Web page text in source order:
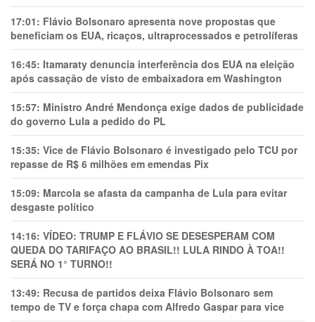
17:01: Flávio Bolsonaro apresenta nove propostas que
beneficiam os EUA, ricaços, ultraprocessados e petrolíferas
16:45: Itamaraty denuncia interferência dos EUA na eleição
após cassação de visto de embaixadora em Washington
15:57: Ministro André Mendonça exige dados de publicidade
do governo Lula a pedido do PL
15:35: Vice de Flávio Bolsonaro é investigado pelo TCU por
repasse de R$ 6 milhões em emendas Pix
15:09: Marcola se afasta da campanha de Lula para evitar
desgaste político
14:16: VÍDEO: TRUMP E FLÁVIO SE DESESPERAM COM
QUEDA DO TARIFAÇO AO BRASIL!! LULA RINDO À TOA!!
SERÁ NO 1° TURNO!!
13:49: Recusa de partidos deixa Flávio Bolsonaro sem
tempo de TV e força chapa com Alfredo Gaspar para vice